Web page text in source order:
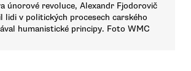
únorové revoluce, Alexandr Fjodorovič
lidi v politických procesech carského
humanistické principy. Foto WMC